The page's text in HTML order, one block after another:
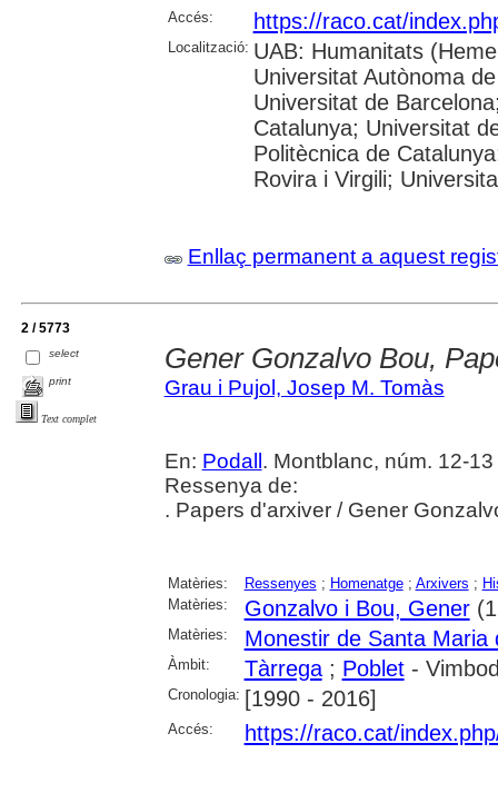
Accés: https://raco.cat/
Localització: UAB: Humanitats
Universitat Autònoma
Universitat de
Catalunya; Universitat
Politècnica de
Rovira i Virgili;
Enllaç permanent a aquest
2 / 5773
select
print
Text complet
Gener Gonzalvo Bou,
Grau i Pujol, Josep M. Tomàs
En: Podall . Montblanc, núm. 12-
Ressenya de:
. Papers d'arxiver / Gener
Matèries: Ressenyes ; Homenatge; Arxivers ;
Matèries:
Gonzalvo i Bou, Gener
Matèries: Monestir de Santa Maria
Àmbit: Tàrrega; Poblet-
Cronologia: [1990 - 2016]
Accés: https://raco.cat/